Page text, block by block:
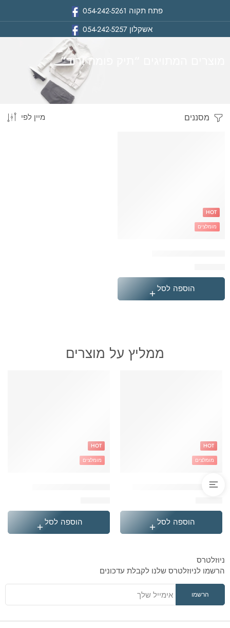
פתח תקוה 054-242-5261
אשקלון054-242-5257
מוצרים המתויגים “תיק פומה ורוד”
ביתמסננים מיין לפי
HOT
מומלצים
הוספה לסל
ממליץ על מוצרים
'בקבוק תרמי נירוסטה סטיץ
HOT
מומלצים
הוספה לסל
HOT
מומלצים
הוספה לסל
ניוזלטרס
הרשמו לניוזלטרס שלנו לקבלת עדכונים